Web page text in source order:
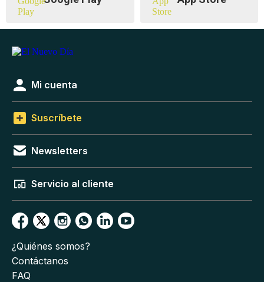
Mi cuenta
Suscríbete
Newsletters
Servicio al cliente
¿Quiénes somos?
Contáctanos
FAQ